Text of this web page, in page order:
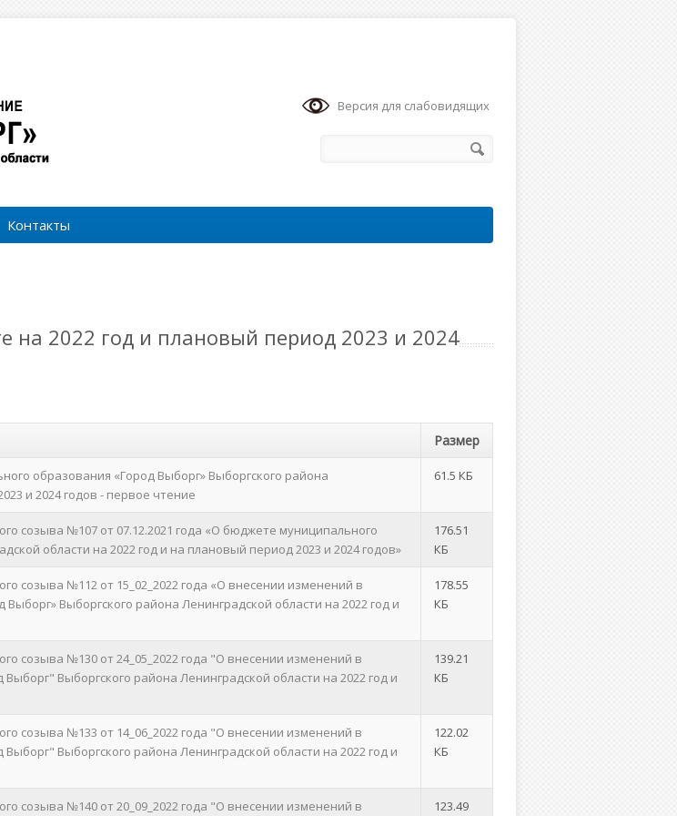
Версия для слабовидящих
Контакты
на 2022 год и плановый период 2023 и 2024
Размер
образования «Город Выборг» Выборгского района
и 2024 годов - первое чтение
61.5 КБ
созыва №107 от 07.12.2021 года «О бюджете муниципального
области на 2022 год и на плановый период 2023 и 2024 годов»
176.51
КБ
созыва №112 от 15_02_2022 года «О внесении изменений в
Выборгского района Ленинградской области на 2022 год и
178.55
КБ
созыва №130 от 24_05_2022 года "О внесении изменений в
Выборгского района Ленинградской области на 2022 год и
139.21
КБ
созыва №133 от 14_06_2022 года "О внесении изменений в
Выборгского района Ленинградской области на 2022 год и
122.02
КБ
созыва №140 от 20_09_2022 года "О внесении изменений в 123.49